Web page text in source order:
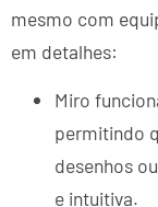
mesmo com
em detalhes:
Miro
permitindo
desenhos
e intuitiva.